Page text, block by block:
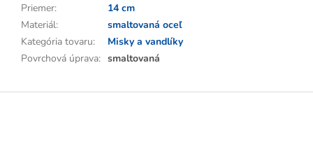
Priemer:
14 cm
Materiál:
smaltovaná oceľ
Kategória tovaru:
Misky a vandlíky
Povrchová úprava: smaltovaná
Z